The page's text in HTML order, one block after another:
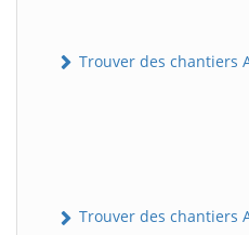
Trouver des chantiers
Trouver des chantiers